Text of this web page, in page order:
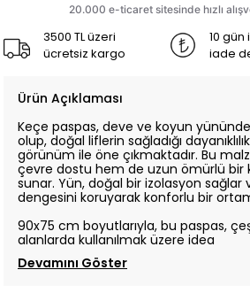
3500 TL üzeri
ücretsiz kargo
10 gün
iade
Ürün Açıklaması
Keçe paspas, deve ve koyun
olup, doğal liflerin sağladığı
görünüm ile öne çıkmaktadır. Bu
çevre dostu hem de uzun ömürlü bir
sunar. Yün, doğal bir izolasyon sağlar
dengesini koruyarak konforlu bir
90x75 cm boyutlarıyla, bu paspas,
alanlarda kullanılmak üzere idea
Devamını Göster